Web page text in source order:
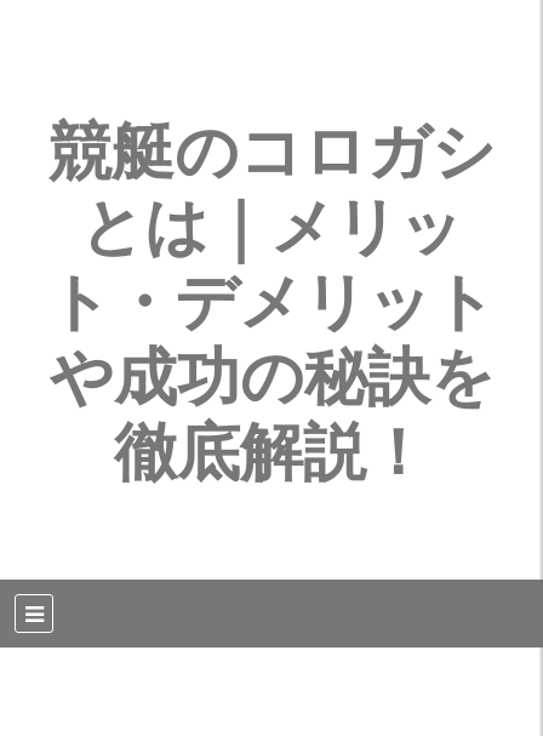
競艇のコロガシ
とは｜メリッ
ト・デメリット
や成功の秘訣を
徹底解説！